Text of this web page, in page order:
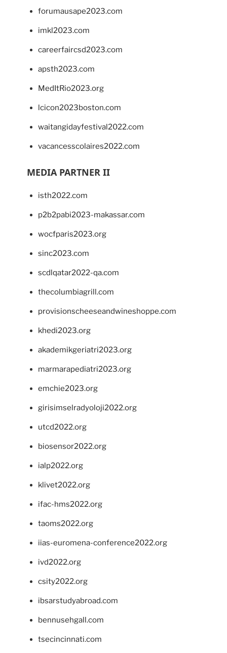
forumausape2023.com
imkl2023.com
careerfaircsd2023.com
apsth2023.com
MedItRio2023.org
lcicon2023boston.com
waitangidayfestival2022.com
vacancesscolaires2022.com
MEDIA PARTNER II
isth2022.com
p2b2pabi2023-makassar.com
wocfparis2023.org
sinc2023.com
scdlqatar2022-qa.com
thecolumbiagrill.com
provisionscheeseandwineshoppe.com
khedi2023.org
akademikgeriatri2023.org
marmarapediatri2023.org
emchie2023.org
girisimselradyoloji2022.org
utcd2022.org
biosensor2022.org
ialp2022.org
klivet2022.org
ifac-hms2022.org
taoms2022.org
iias-euromena-conference2022.org
ivd2022.org
csity2022.org
ibsarstudyabroad.com
bennusehgall.com
tsecincinnati.com